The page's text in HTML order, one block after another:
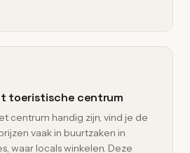
toeristische centrum
centrum handig zijn, vind je de
vaak in buurtzaken in
waar locals winkelen. Deze